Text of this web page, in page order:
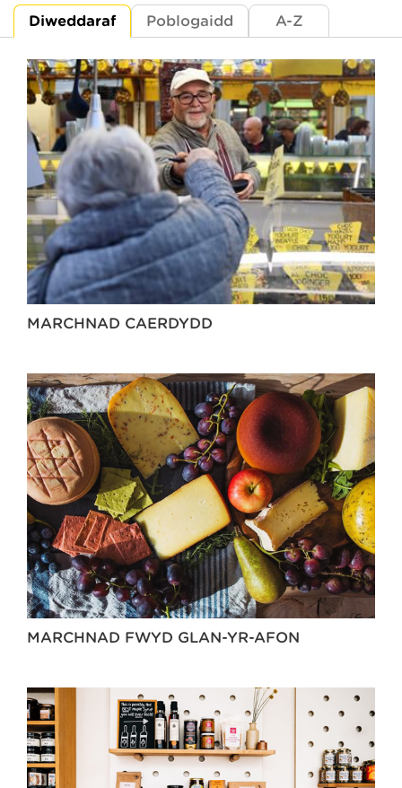
Diweddaraf Poblogaidd A-Z
MARCHNAD CAERDYDD
MARCHNAD FWYD GLAN-YR-AFON